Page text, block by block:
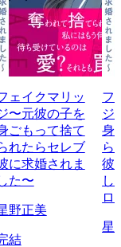
ェイクマリッ
〜元彼の子を
ごもって捨て
れたらセレブ
に求婚されま
た〜
野正美
結
フ
ジ
身
ら
彼
し
ロ
星